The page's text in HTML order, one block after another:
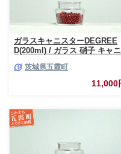
ガラスキャニスターDEGREE
D(200ml) / ガラス 硝子 キャニ
耐熱 一生もの 職人 こだわり
JIDA デザインミュージアムセ
レクション 茨城県 五霞町
茨城県五霞町
11,000